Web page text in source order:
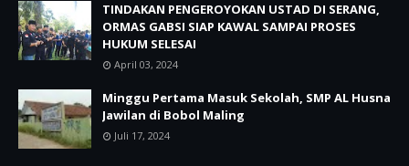
TINDAKAN PENGEROYOKAN USTAD DI SERANG,
ORMAS GABSI SIAP KAWAL SAMPAI PROSES
HUKUM SELESAI
April 03, 2024
Minggu Pertama Masuk Sekolah, SMP AL Husna
Jawilan di Bobol Maling
Juli 17, 2024